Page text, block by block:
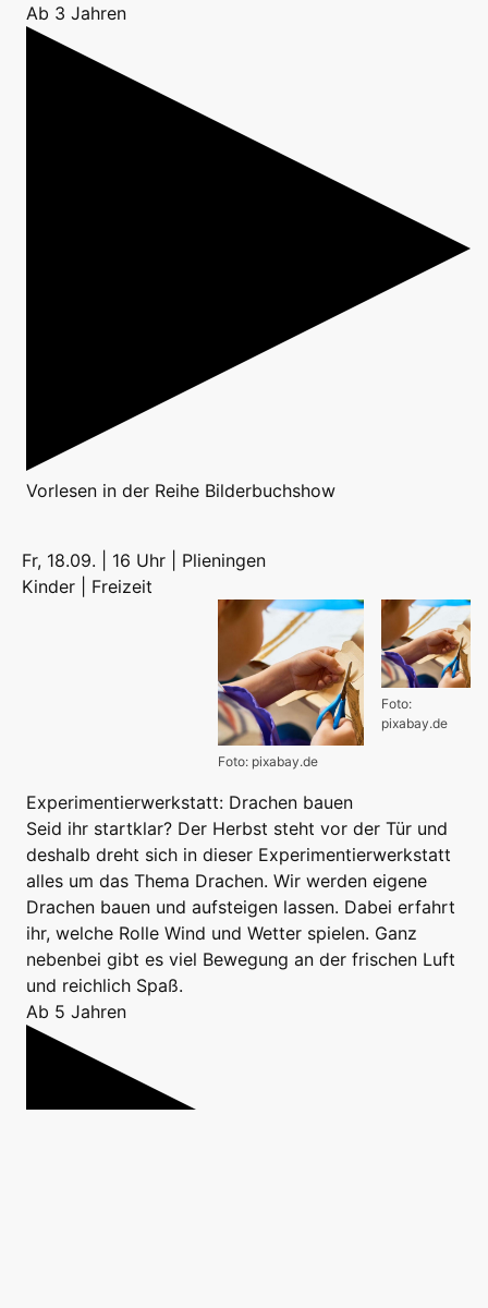
Ab 3 Jahren
Vorlesen in der Reihe Bilderbuchshow
Fr, 18.09. | 16 Uhr | Plieningen
Kinder | Freizeit
Foto:
pixabay.de
Foto: pixabay.de
Experimentierwerkstatt: Drachen bauen
Seid ihr startklar? Der Herbst steht vor der Tür und
deshalb dreht sich in dieser Experimentierwerkstatt
alles um das Thema Drachen. Wir werden eigene
Drachen bauen und aufsteigen lassen. Dabei erfahrt
ihr, welche Rolle Wind und Wetter spielen. Ganz
nebenbei gibt es viel Bewegung an der frischen Luft
und reichlich Spaß.
Ab 5 Jahren